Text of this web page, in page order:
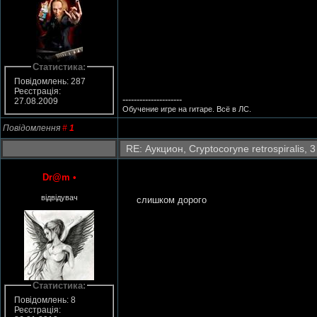
Статистика:
Повідомлень: 287
Реєстрація:
27.08.2009
---------------------
Обучение игре на гитаре. Всё в ЛС.
Повідомлення # 1
RE: Аукцион, Cryptocoryne retrospiralis, 3
Dr@m •
відвідувач
Статистика:
Повідомлень: 8
Реєстрація:
слишком дорого